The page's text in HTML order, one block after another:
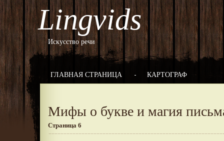
Lingvids
Искусство речи
ГЛАВНАЯ СТРАНИЦА КАРТОГРАФ
Мифы о букве и магия
Страница 6